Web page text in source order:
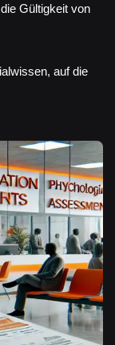
Gültigkeit von
auf die